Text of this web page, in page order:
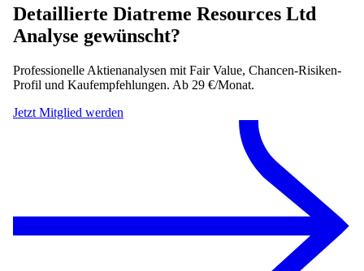
Detaillierte Diatreme Resources Ltd
Analyse gewünscht?
Professionelle Aktienanalysen mit Fair Value, Chancen-Risiken-
Profil und Kaufempfehlungen. Ab 29 €/Monat.
Jetzt Mitglied werden